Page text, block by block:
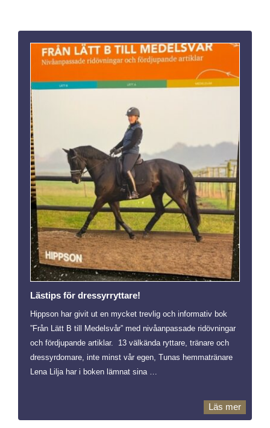
Lästips för dressyrryttare!
Hippson har givit ut en mycket trevlig och informativ bok
”Från Lätt B till Medelsvår” med nivåanpassade ridövningar
och fördjupande artiklar. 13 välkända ryttare, tränare och
dressyrdomare, inte minst vår egen, Tunas hemmatränare
Lena Lilja har i boken lämnat sina …
Läs mer